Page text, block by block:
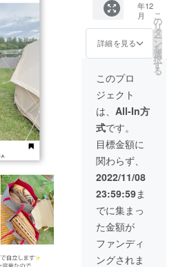
ラー：
ベー
ジュ×マ
ンダリ
のとこ
ろ、70
セット
限定で
20%OF
Fの
¥8,720(
税・送
料込み)
にて承
りま
す。
【セッ
ト内
容】 完
成した
製品：
SMLサ
イズ各1
点 カ
ラー：
グレー×
ピンク
年12
月
詳細を見る
こ
の
リ
タ
ー
ン
を
選
択
す
る
このプロ
ジェクト
は、 All-In方
式です。
目標金額に
関わらず、
2022/11/08
23:59:59ま
でに集まっ
た金額が
ファンディ
ングされま